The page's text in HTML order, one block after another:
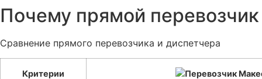
Почему прямой
Сравнение прямого перевозчика и диспетчера
Критерии